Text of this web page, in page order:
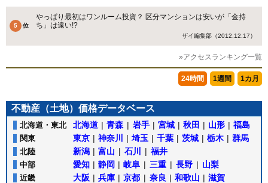
やっぱり最初はワンルーム投資？ 区分マンションは安いが「金持
ち」は遠い!?
ザイ編集部（2012.12.17）
»アクセスランキング一覧
24時間 1週間 1カ月
不動産（土地）価格データベース
北海道・東北 北海道 | 青森 | 岩手 | 宮城 | 秋田 | 山形 | 福島
関東 東京 | 神奈川 | 埼玉 | 千葉 | 茨城 | 栃木 | 群馬
北陸 新潟 | 富山 | 石川 | 福井
中部 愛知 | 静岡 | 岐阜 | 三重 | 長野 | 山梨
近畿 大阪 | 兵庫 | 京都 | 奈良 | 和歌山 | 滋賀